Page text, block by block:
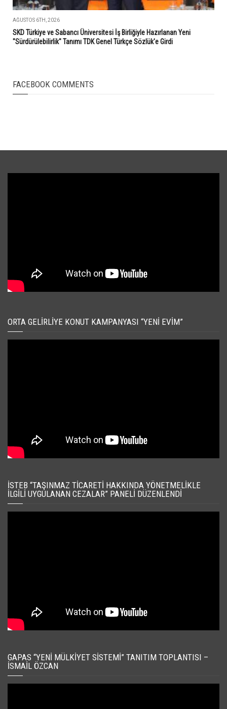
AĞUSTOS 6TH, 2026
SKD Türkiye ve Sabancı Üniversitesi İş Birliğiyle Hazırlanan Yeni
"Sürdürülebilirlik" Tanımı TDK Genel Türkçe Sözlük'e Girdi
FACEBOOK COMMENTS
ORTA GELIRLIYE KONUT KAMPANYASI “YENI EVIM”
İSTEB “TAŞINMAZ TICARETI HAKKINDA YÖNETMELIKLE
İLGILI UYGULANAN CEZALAR” PANELI DÜZENLENDI
GAPAS “YENI MÜLKIYET SISTEMI” TANITIM TOPLANTISI –
İSMAIL ÖZCAN